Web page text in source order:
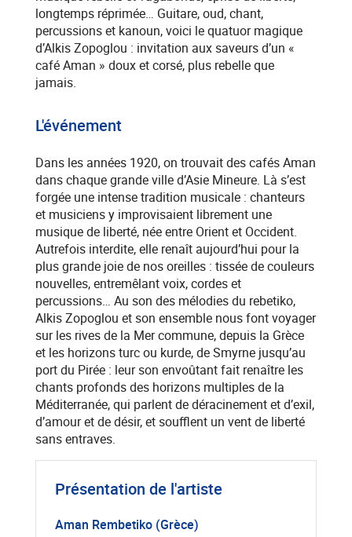
longtemps réprimée… Guitare, oud, chant,
percussions et kanoun, voici le quatuor magique
d’Alkis Zopoglou : invitation aux saveurs d’un «
café Aman » doux et corsé, plus rebelle que
jamais.
L'événement
Dans les années 1920, on trouvait des cafés Aman
dans chaque grande ville d’Asie Mineure. Là s’est
forgée une intense tradition musicale : chanteurs
et musiciens y improvisaient librement une
musique de liberté, née entre Orient et Occident.
Autrefois interdite, elle renaît aujourd’hui pour la
plus grande joie de nos oreilles : tissée de couleurs
nouvelles, entremêlant voix, cordes et
percussions… Au son des mélodies du rebetiko,
Alkis Zopoglou et son ensemble nous font voyager
sur les rives de la Mer commune, depuis la Grèce
et les horizons turc ou kurde, de Smyrne jusqu’au
port du Pirée : leur son envoûtant fait renaître les
chants profonds des horizons multiples de la
Méditerranée, qui parlent de déracinement et d’exil,
d’amour et de désir, et soufflent un vent de liberté
sans entraves.
Présentation de l'artiste
Aman Rembetiko (Grèce)